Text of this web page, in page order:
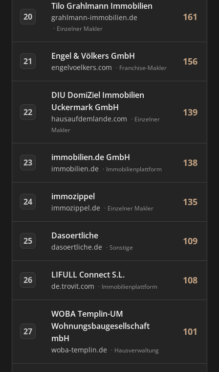
20
Tilo Grahlmann Immobilien
grahlmann-immobilien.de
Einzelner Makler
161
21 Engel & Völkers GmbH
engelvoelkers.com Franchise-Makler
156
22
DIU DomiZiel Immobilien
Uckermark GmbH
hausaufdemlande.com
Einzelner
Makler
139
23 immobilien.de GmbH
immobilien.de Immobilienplattform
138
24 immozippel
immozippel.de Einzelner Makler
135
25 Dasoertliche
dasoertliche.de Sonstige
109
26 LIFULL Connect S.L.
de.trovit.com Immobilienplattform
108
27
WOBA Templin-UM
Wohnungsbaugesellschaft
mbH
woba-templin.de Hausverwaltung
101